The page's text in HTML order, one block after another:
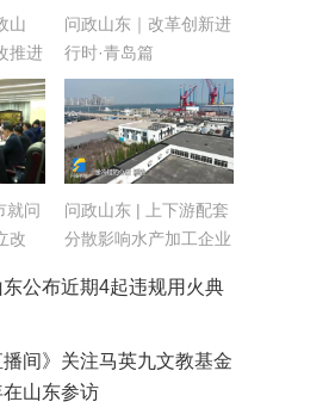
山
推进
问政山东｜改革创新进
行时·青岛篇
就问
改
问政山东 | 上下游配套
分散影响水产加工企业
业集聚 重振传统优势
东公布近期4起违规用火典
间》关注马英九文教基金
山东参访